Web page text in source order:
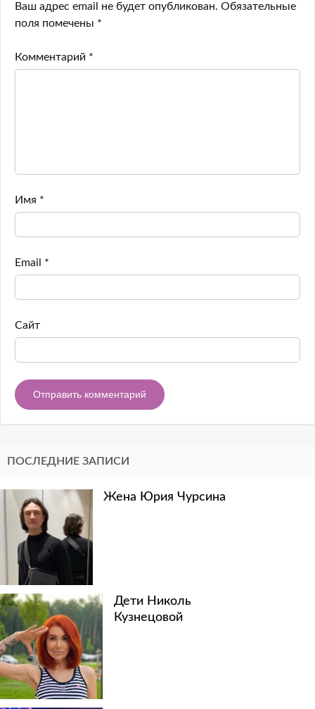
Ваш адрес email не будет опубликован. Обязательные
поля помечены *
Комментарий *
Имя *
Email *
Сайт
ПОСЛЕДНИЕ ЗАПИСИ
Жена Юрия Чурсина
Дети Николь
Кузнецовой